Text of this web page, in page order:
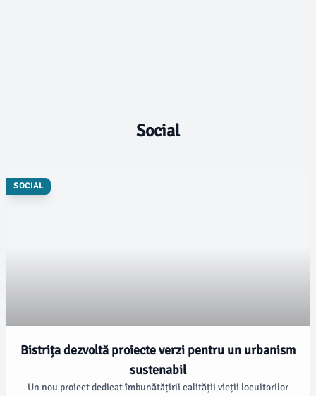
Social
SOCIAL
Bistrița dezvoltă proiecte verzi pentru un urbanism
sustenabil
Un nou proiect dedicat îmbunătățirii calității vieții locuitorilor